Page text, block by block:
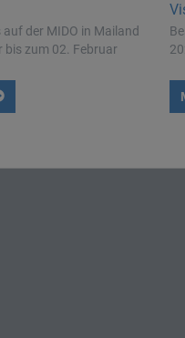
auf der MIDO in Mailand
bis zum 02. Februar